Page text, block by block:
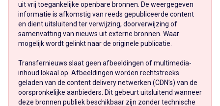
uit vrij toegankelijke openbare bronnen. De weergegeven
informatie is afkomstig van reeds gepubliceerde content
en dient uitsluitend ter verwijzing, doorverwijzing of
samenvatting van nieuws uit externe bronnen. Waar
mogelijk wordt gelinkt naar de originele publicatie.
Transfernieuws slaat geen afbeeldingen of multimedia-
inhoud lokaal op. Afbeeldingen worden rechtstreeks
geladen van de content delivery netwerken (CDN’s) van de
oorspronkelijke aanbieders. Dit gebeurt uitsluitend wanneer
deze bronnen publiek beschikbaar zijn zonder technische